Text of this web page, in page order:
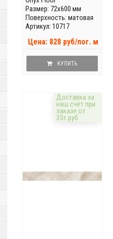
Размер: 72x600 мм
Поверхность: матовая
Артикул: 10717
Цена: 828 руб/пог. м
КУПИТЬ
Доставка за
наш счёт при
заказе от
35т.руб